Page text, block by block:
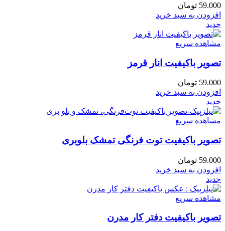
59.000 تومان
افزودن به سبد خرید
جدید
مشاهده سریع
تصویر باکیفیت انار قرمز
59.000 تومان
افزودن به سبد خرید
جدید
مشاهده سریع
تصویر باکیفیت توت‌ فرنگی تمشک بلوبری
59.000 تومان
افزودن به سبد خرید
جدید
مشاهده سریع
تصویر باکیفیت دفتر کار مدرن